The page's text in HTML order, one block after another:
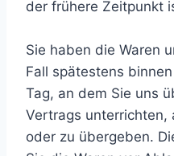
der frühere Zeitpunkt
Sie haben die Waren
Fall spätestens
Tag, an dem Sie uns
Vertrags unterrichten,
oder zu übergeben.